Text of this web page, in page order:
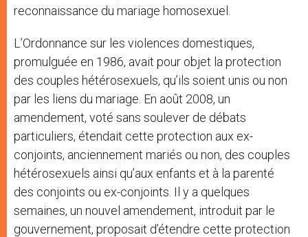
reconnaissance du mariage homosexuel.
L’Ordonnance sur les violences domestiques,
promulguée en 1986, avait pour objet la protection
des couples hétérosexuels, qu’ils soient unis ou non
par les liens du mariage. En août 2008, un
amendement, voté sans soulever de débats
particuliers, étendait cette protection aux ex-
conjoints, anciennement mariés ou non, des couples
hétérosexuels ainsi qu’aux enfants et à la parenté
des conjoints ou ex-conjoints. Il y a quelques
semaines, un nouvel amendement, introduit par le
gouvernement, proposait d’étendre cette protection